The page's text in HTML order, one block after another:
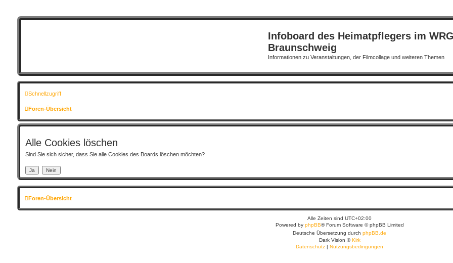
Infoboard des Heimatpflegers im WRG
Braunschweig
Informationen zu Veranstaltungen, der Filmcollage und weiteren Themen
Schnellzugriff
Foren-Übersicht
Alle Cookies löschen
Sind Sie sich sicher, dass Sie alle Cookies des Boards löschen möchten?
Foren-Übersicht
Alle Zeiten sindUTC+02:00
Powered by phpBB® Forum Software © phpBB Limited
Deutsche Übersetzung durchphpBB.de
Dark Vision ©Kirk
Datenschutz |Nutzungsbedingungen